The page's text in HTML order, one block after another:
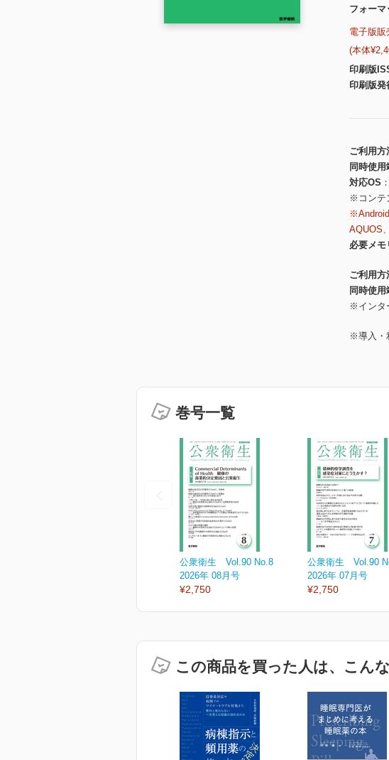
フォーマ
電子版販
(本体
印刷版
印刷版発
ご利用方
同時使用
対応OS
※コンテ
AQUOS
必要メモ
ご利用方
同時使用
※インタ
※導入・
巻号一覧
公衆衛生 Vol.90 No.8
2026年 08月号
¥2,750
公衆衛生 Vol.90
2026年 07月号
¥2,750
この商品を買った人は、こん